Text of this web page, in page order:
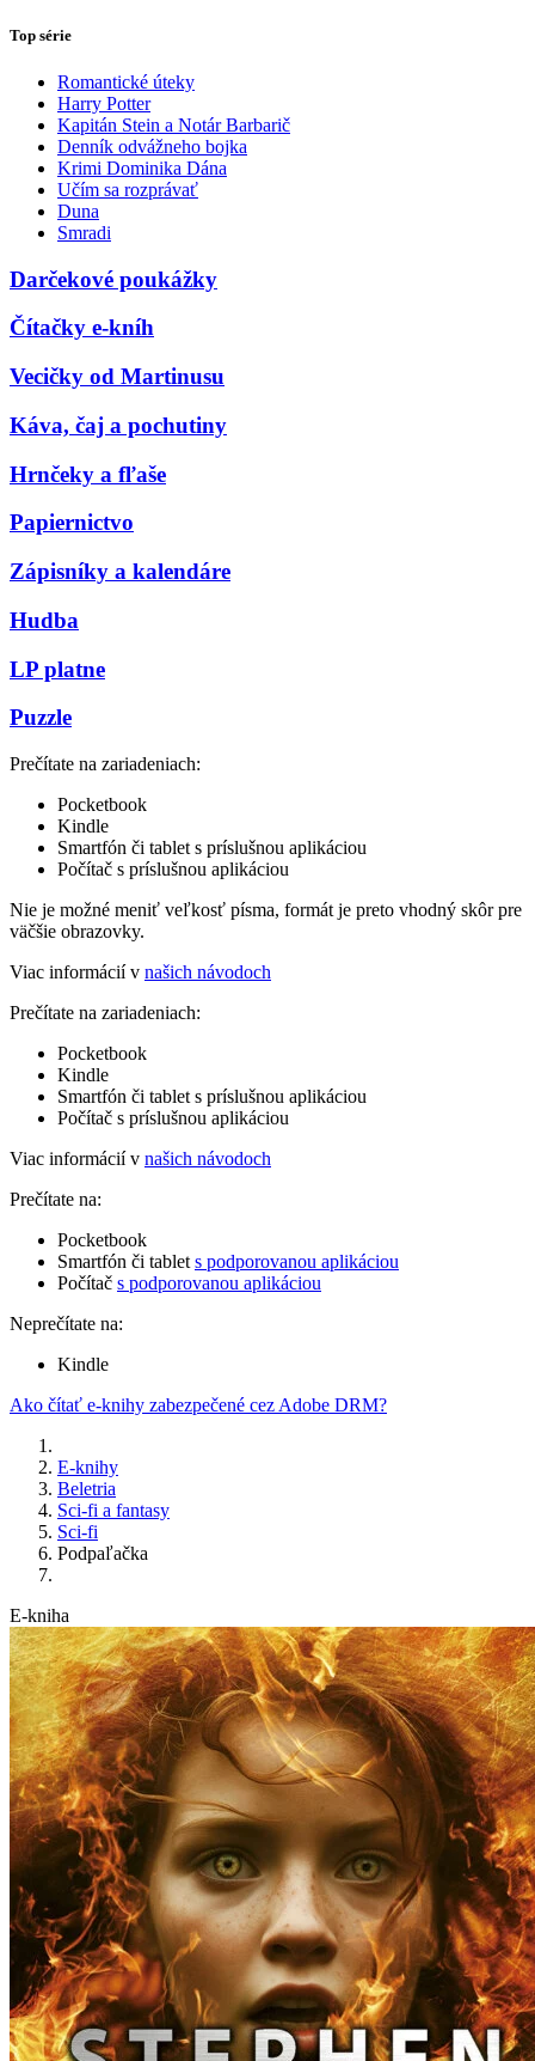
Top série
Romantické úteky
Harry Potter
Kapitán Stein a Notár Barbarič
Denník odvážneho bojka
Krimi Dominika Dána
Učím sa rozprávať
Duna
Smradi
Darčekové poukážky
Čítačky e-kníh
Vecičky od Martinusu
Káva, čaj a pochutiny
Hrnčeky a fľaše
Papiernictvo
Zápisníky a kalendáre
Hudba
LP platne
Puzzle
Prečítate na zariadeniach:
Pocketbook
Kindle
Smartfón či tablet s príslušnou aplikáciou
Počítač s príslušnou aplikáciou
Nie je možné meniť veľkosť písma, formát je preto vhodný skôr pre
väčšie obrazovky.
Viac informácií v našich návodoch
Prečítate na zariadeniach:
Pocketbook
Kindle
Smartfón či tablet s príslušnou aplikáciou
Počítač s príslušnou aplikáciou
Viac informácií v našich návodoch
Prečítate na:
Pocketbook
Smartfón či tablet s podporovanou aplikáciou
Počítač s podporovanou aplikáciou
Neprečítate na:
Kindle
Ako čítať e-knihy zabezpečené cez Adobe DRM?
E-knihy
Beletria
Sci-fi a fantasy
Sci-fi
Podpaľačka
E-kniha